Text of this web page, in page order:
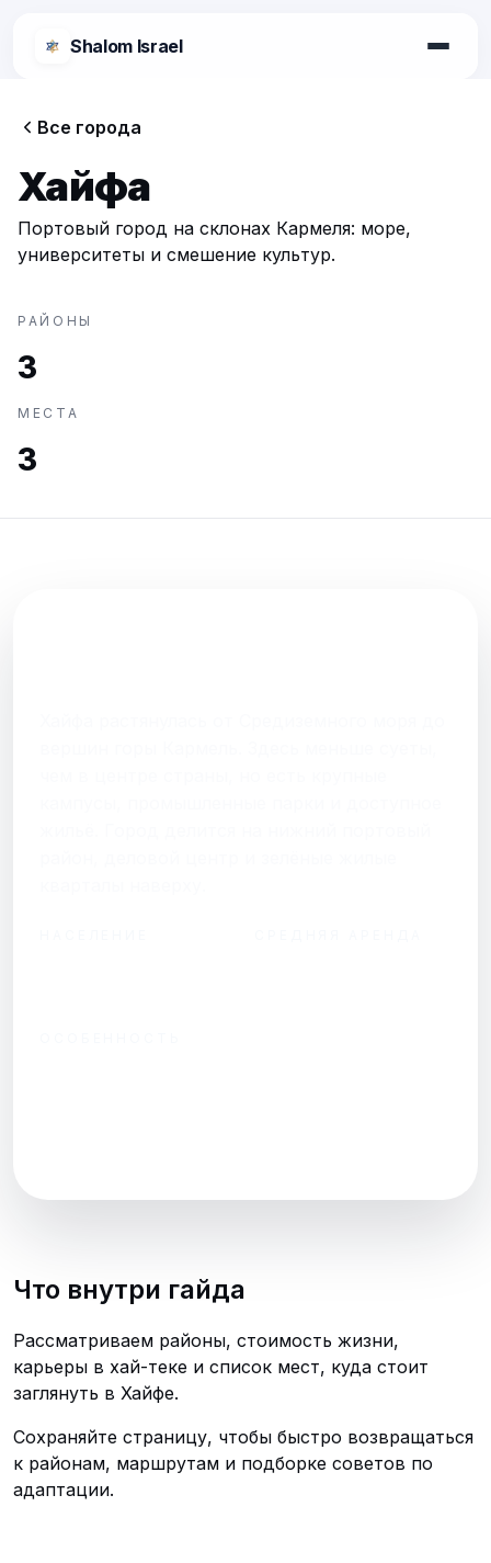
Shalom Israel
Афиша
Все города
Хайфа
Портовый город на склонах Кармеля: море,
университеты и смешение культур.
РАЙОНЫ
3
МЕСТА
3
Что внутри гайда
Рассматриваем районы, стоимость жизни,
карьеры в хай-теке и список мест, куда стоит
заглянуть в Хайфе.
Сохраняйте страницу, чтобы быстро возвращаться
к районам, маршрутам и подборке советов по
адаптации.